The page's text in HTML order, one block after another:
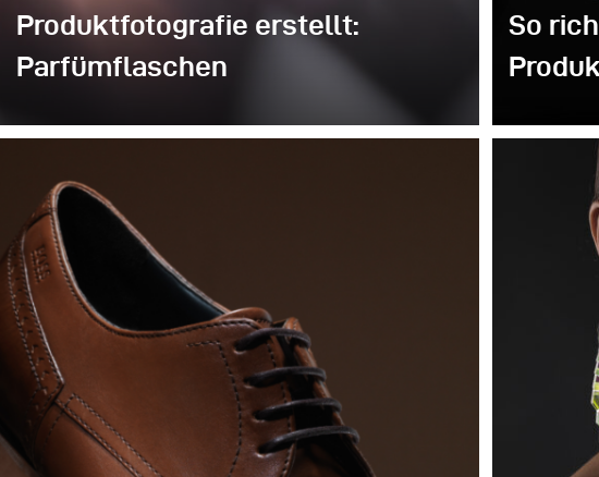
Produktfotografie erstellt:
Parfümflaschen
So